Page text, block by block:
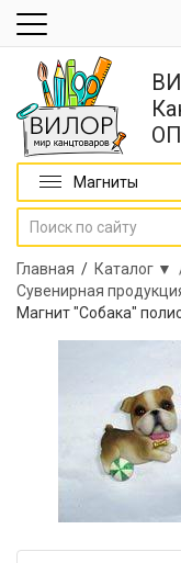
Магниты
Главная / Каталог ▼
Сувенирная
Магнит "Собака"